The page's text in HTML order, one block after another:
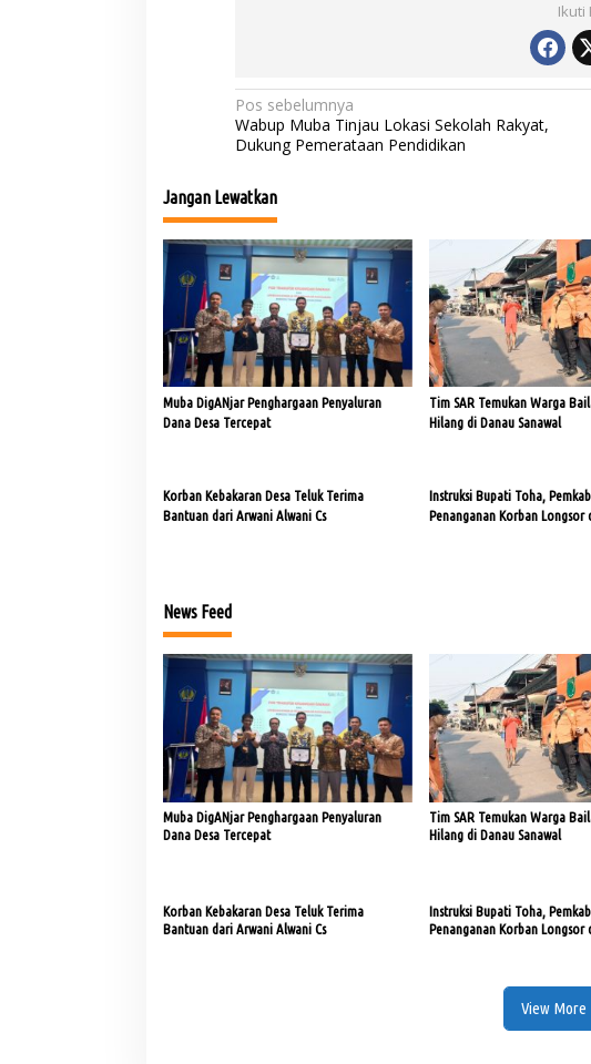
Ikuti
N
a
i
g
a
s
i
p
o
s
Pos sebelumnya
Wabup Muba Tinjau Lokasi Sekolah Rakyat,
Dukung Pemerataan Pendidikan
Jangan Lewatkan
Muba DigANjar Penghargaan Penyaluran
Dana Desa Tercepat
Tim SAR Temukan Warga
Hilang di Danau Sanawal
Korban Kebakaran Desa Teluk Terima
Bantuan dari Arwani Alwani Cs
Instruksi Bupati Toha,
Penanganan Korban Longsor
News Feed
Muba DigANjar Penghargaan Penyaluran
Dana Desa Tercepat
Tim SAR Temukan Warga
Hilang di Danau Sanawal
Korban Kebakaran Desa Teluk Terima
Bantuan dari Arwani Alwani Cs
Instruksi Bupati Toha,
Penanganan Korban Longsor
View More